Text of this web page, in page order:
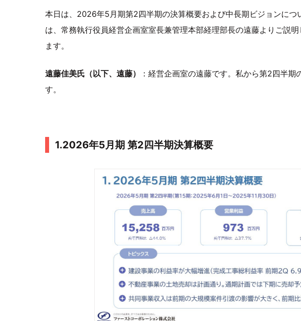
本日は、2026年5月期第2四半期の決算概要および中長期ビジョンにつ
は、常務執行役員経営企画室室長兼管理本部経理部長の遠藤よりご説
ます。
遠藤佳美氏（以下、遠藤）
：経営企画室の遠藤です。私から第2四半期
す。
1.2026年5月期 第2四半期決算概要